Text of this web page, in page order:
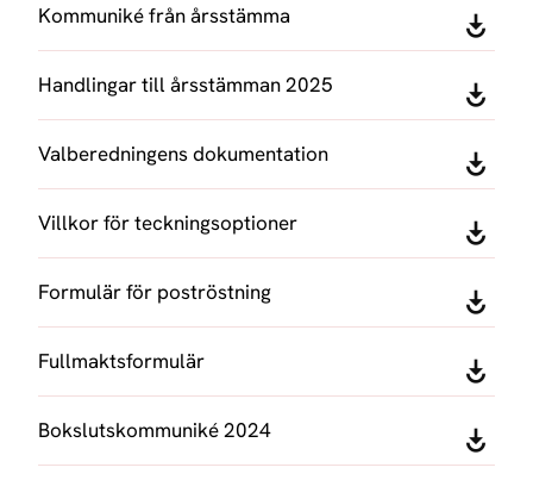
Kommuniké från årsstämma
Handlingar till årsstämman 2025
Valberedningens dokumentation
Villkor för teckningsoptioner
Formulär för poströstning
Fullmaktsformulär
Bokslutskommuniké 2024